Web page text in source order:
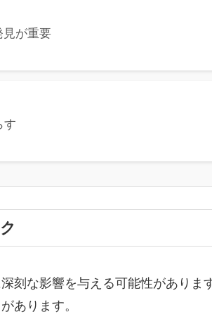
見が重要
す
刻な影響を与える可能性がありま
あります。